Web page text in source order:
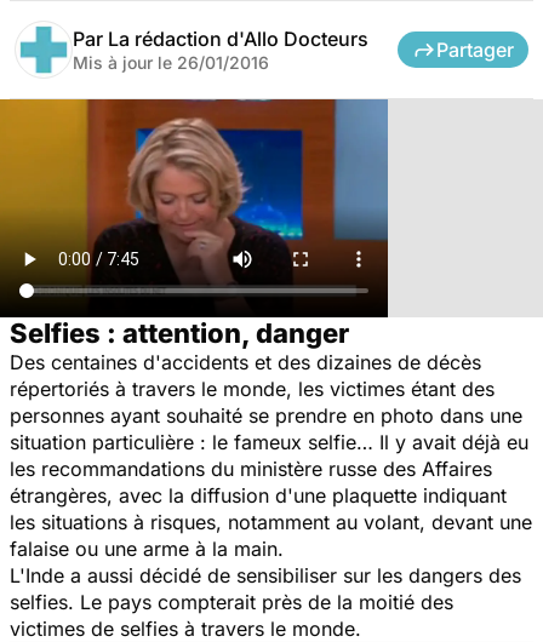
Par La rédaction d'Allo Docteurs
Mis à jour le 26/01/2016
Partager
Selfies : attention, danger
Des centaines d'accidents et des dizaines de décès
répertoriés à travers le monde, les victimes étant des
personnes ayant souhaité se prendre en photo dans une
situation particulière : le fameux selfie… Il y avait déjà eu
les recommandations du ministère russe des Affaires
étrangères, avec la diffusion d'une plaquette indiquant
les situations à risques, notamment au volant, devant une
falaise ou une arme à la main.
L'Inde a aussi décidé de sensibiliser sur les dangers des
selfies. Le pays compterait près de la moitié des
victimes de selfies à travers le monde.